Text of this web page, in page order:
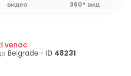
видео 360° вид
venac
Belgrade • ID 48231